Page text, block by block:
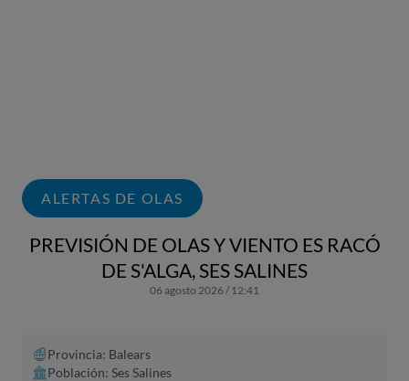
ALERTAS DE OLAS
PREVISIÓN DE OLAS Y VIENTO ES RACÓ
DE S'ALGA, SES SALINES
06 agosto 2026 / 12:41
Provincia: Balears
Población: Ses Salines